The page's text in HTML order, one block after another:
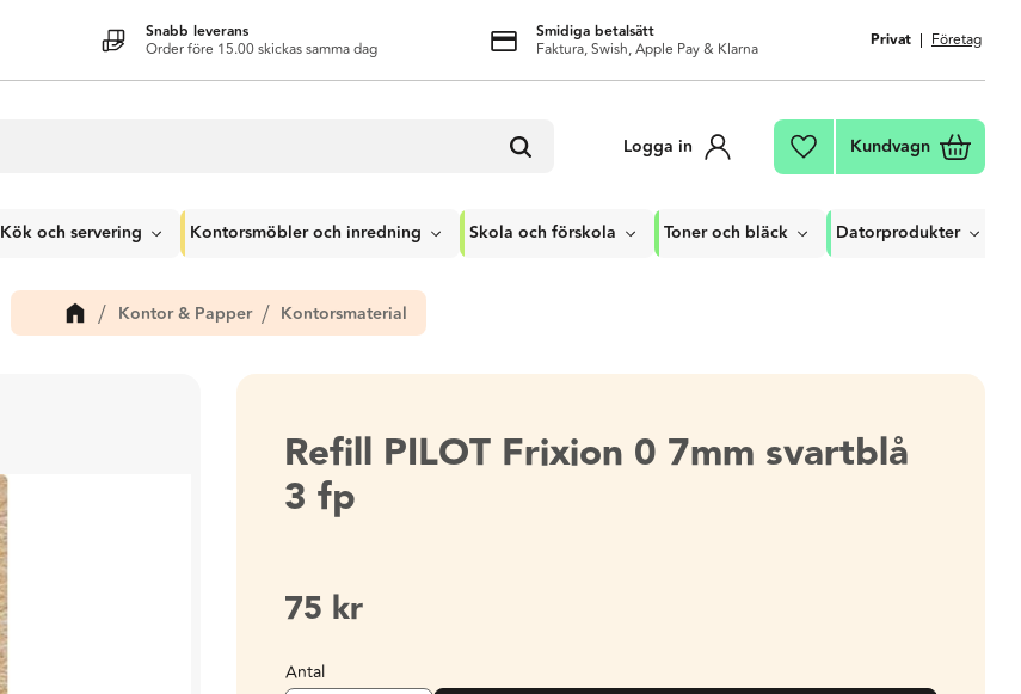
Snabb leverans
Order före 15.00 skickas samma dag
Smidiga betalsätt
Faktura, Swish, Apple Pay & Klarna Privat Företag
Logga in Favoriter
Kundvagn
Kök och servering Kontorsmöbler och inredning Skola och förskola Toner och bläck Datorprodukter
Kontor & Papper Kontorsmaterial
Refill PILOT Frixion 0 7mm svartblå
3 fp
75 kr
Antal